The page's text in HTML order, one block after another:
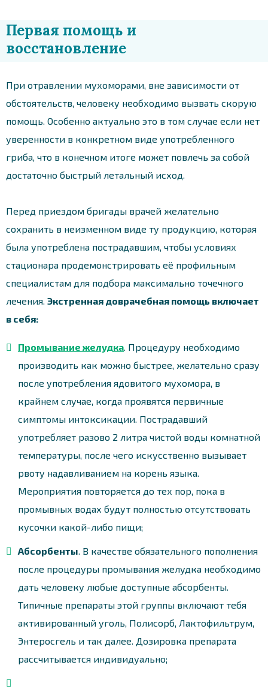
Первая помощь и
восстановление
При отравлении мухоморами, вне зависимости от
обстоятельств, человеку необходимо вызвать скорую
помощь. Особенно актуально это в том случае если нет
уверенности в конкретном виде употребленного
гриба, что в конечном итоге может повлечь за собой
достаточно быстрый летальный исход.
Перед приездом бригады врачей желательно
сохранить в неизменном виде ту продукцию, которая
была употреблена пострадавшим, чтобы условиях
стационара продемонстрировать её профильным
специалистам для подбора максимально точечного
лечения. Экстренная доврачебная помощь включает
в себя:
Промывание желудка . Процедуру необходимо
производить как можно быстрее, желательно сразу
после употребления ядовитого мухомора, в
крайнем случае, когда проявятся первичные
симптомы интоксикации. Пострадавший
употребляет разово 2 литра чистой воды комнатной
температуры, после чего искусственно вызывает
рвоту надавливанием на корень языка.
Мероприятия повторяется до тех пор, пока в
промывных водах будут полностью отсутствовать
кусочки какой-либо пищи;
Абсорбенты . В качестве обязательного пополнения
после процедуры промывания желудка необходимо
дать человеку любые доступные абсорбенты.
Типичные препараты этой группы включают тебя
активированный уголь, Полисорб, Лактофильтрум,
Энтеросгель и так далее. Дозировка препарата
рассчитывается индивидуально;